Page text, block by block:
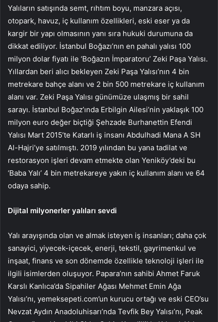
Yalıların satışında semt, rıhtım boyu, manzara açısı,
otopark, havuz, iç kullanım özellikleri, eski eser ya da
kargir bir yapı olmasının yanı sıra hukuki durumuna da
dikkat ediliyor. İstanbul Boğazı’nın en pahalı yalısı 100
milyon dolar fiyatı ile ‘Boğazın İmparatoru’ Zeki Paşa Yalısı.
Yıllardan beri alıcı bekleyen Zeki Paşa Yalısı’nın 4 bin
metrekare bahçe alanı ve 2 bin 500 metrekare iç kullanım
alanı var. Zeki Paşa Yalısı günümüze ulaşmış bir sahil
sarayı. İstanbul Boğaz’ında Erbilgin Ailesi’nin yaklaşık 100
milyon euro değer biçtiği Şehzade Burhanettin Efendi
Yalısı Mart 2015’te Katarlı iş insanı Abdulhadi Mana A SH
Al-Hajri’ye satılmıştı. 2019 yılından bu yana tadilat ve
restorasyon işleri devam etmekte olan Yeniköy’deki bu
‘Baba Yalı’ 4 bin metrekareye yakın iç kullanım alanı ve 64
odaya sahip.
Dijital milyonerler yalıları sevdi
Yalı arayışında olan ve almak isteyen iş insanları; daha çok
sanayici, yiyecek-içecek, enerji, tekstil, gayrimenkul ve
inşaat, finans ve son dönemde özellikle teknoloji işleri ile
ilgili isimlerden oluşuyor. Papara’nın sahibi Ahmet Faruk
Karslı Kanlıca’da Sipahiler Ağası Mehmet Emin Ağa
Yalısı’nı, yemeksepeti.com’un kurucu ortağı ve eski CEO’su
Nevzat Aydın Anadoluhisarı’nda Tevfik Bey Yalısı’nı, Peak